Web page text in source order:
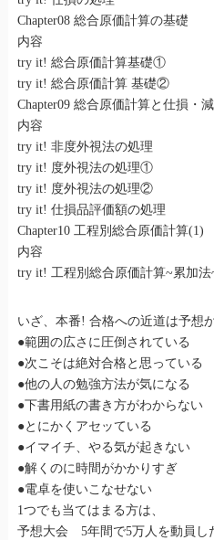
Chapter08 総合原価計算の基礎
内容
try it! 総合原価計算基礎①
try it! 総合原価計算 基礎②
Chapter09 総合原価計算と仕損・
内容
try it! 非度外視法の処理
try it! 度外視法の処理①
try it! 度外視法の処理②
try it! 仕損品評価額の処理
Chapter10 工程別総合原価計算(1)
内容
try it! 工程別総合原価計算~累加法
いざ、本番! 合格への近道は予想
●範囲の広さに圧倒されている
●次こそは絶対合格と思っている
●他の人の勉強方法が気になる
●下書用紙の書き方がわからない
●とにかくアセッている
●イマイチ、やる気が起きない
●解くのに時間がかかりすぎ
●電卓を使いこなせない
1つでも当てはまる方は、
予想大会 5年間で5万人を動員し